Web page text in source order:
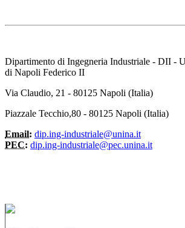
Dipartimento di Ingegneria Industriale - DII -
di Napoli Federico II
Via Claudio, 21 - 80125 Napoli (Italia)
Piazzale Tecchio,80 - 80125 Napoli (Italia)
Email: dip.ing-industriale@unina.it
PEC: dip.ing-industriale@pec.unina.it